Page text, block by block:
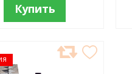
Купить